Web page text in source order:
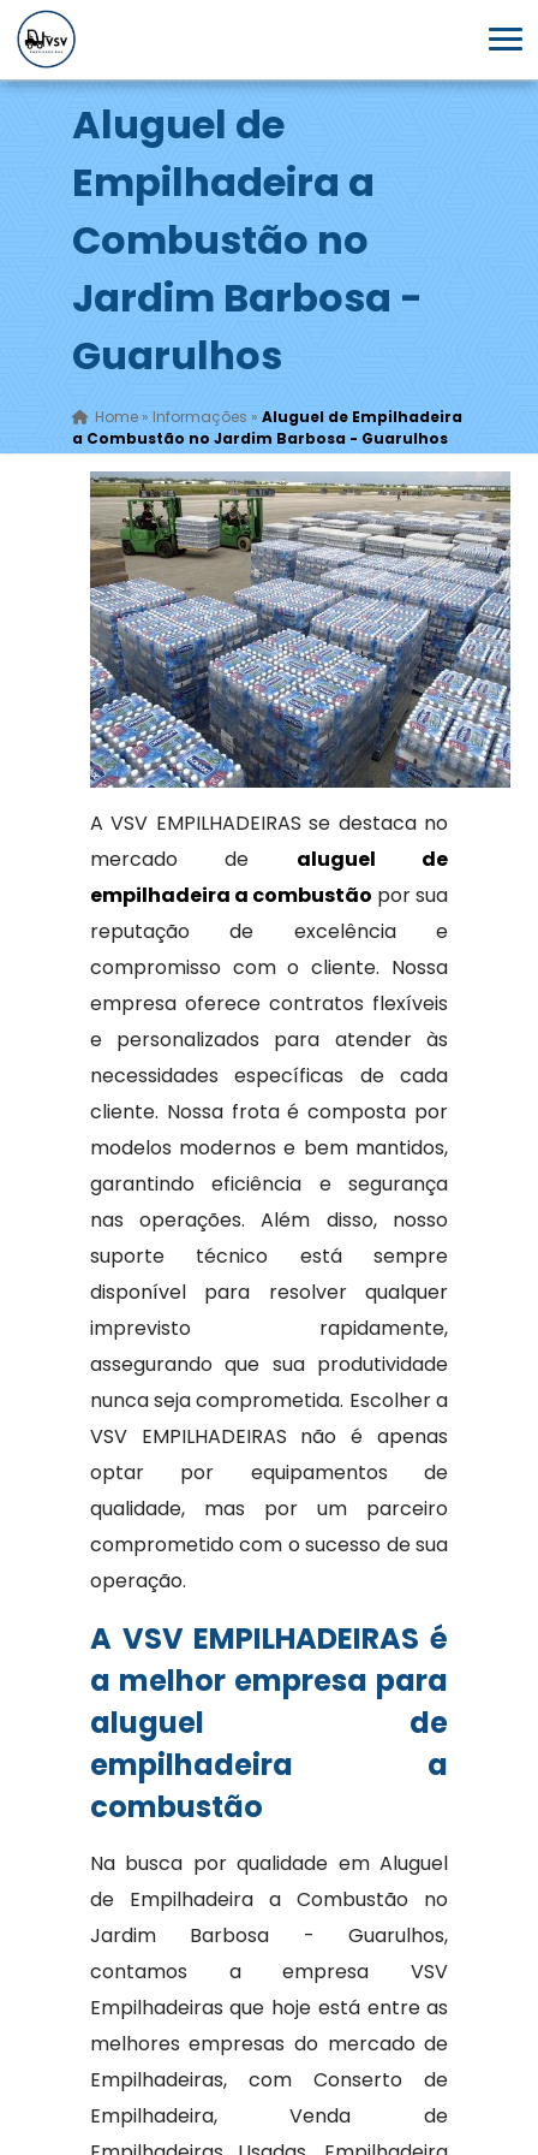
Aluguel de
Empilhadeira a
Combustão no
Jardim Barbosa -
Guarulhos
Home» Informações » Aluguel de Empilhadeira
a Combustão no Jardim Barbosa - Guarulhos
A VSV EMPILHADEIRAS se destaca no
mercado de aluguel de
empilhadeira a combustão por sua
reputação de excelência e
compromisso com o cliente. Nossa
empresa oferece contratos flexíveis
e personalizados para atender às
necessidades específicas de cada
cliente. Nossa frota é composta por
modelos modernos e bem mantidos,
garantindo eficiência e segurança
nas operações. Além disso, nosso
suporte técnico está sempre
disponível para resolver qualquer
imprevisto rapidamente,
assegurando que sua produtividade
nunca seja comprometida. Escolher a
VSV EMPILHADEIRAS não é apenas
optar por equipamentos de
qualidade, mas por um parceiro
comprometido com o sucesso de sua
operação.
A VSV EMPILHADEIRAS é
a melhor empresa para
aluguel de
empilhadeira a
combustão
Na busca por qualidade em Aluguel
de Empilhadeira a Combustão no
Jardim Barbosa - Guarulhos,
contamos a empresa VSV
Empilhadeiras que hoje está entre as
melhores empresas do mercado de
Empilhadeiras, com Conserto de
Empilhadeira, Venda de